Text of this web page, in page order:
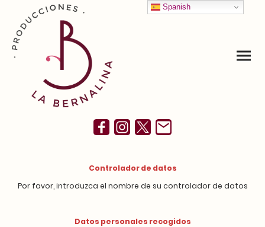
Controlador de datos
Por favor, introduzca el nombre de su controlador de datos
Datos personales recogidos
Spanish